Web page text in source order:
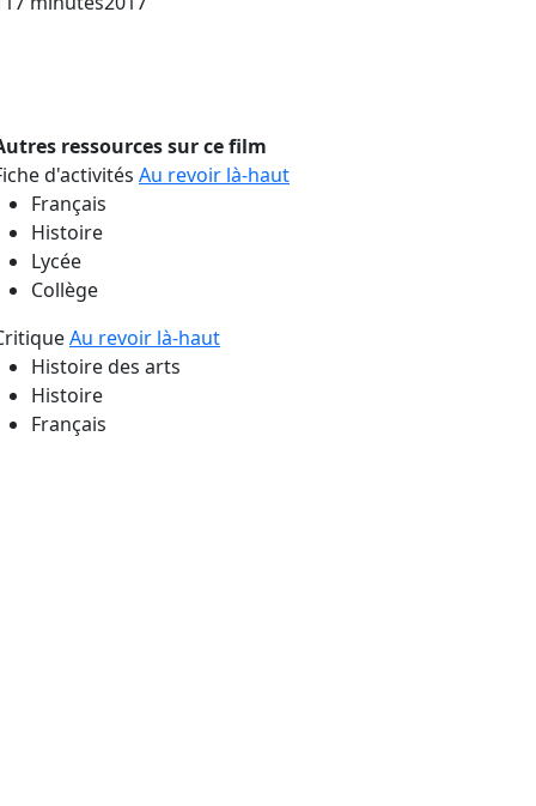
ressources sur ce film
d'activités Au revoir là-haut
Français
Histoire
Lycée
Collège
Au revoir là-haut
Histoire des arts
Histoire
Français